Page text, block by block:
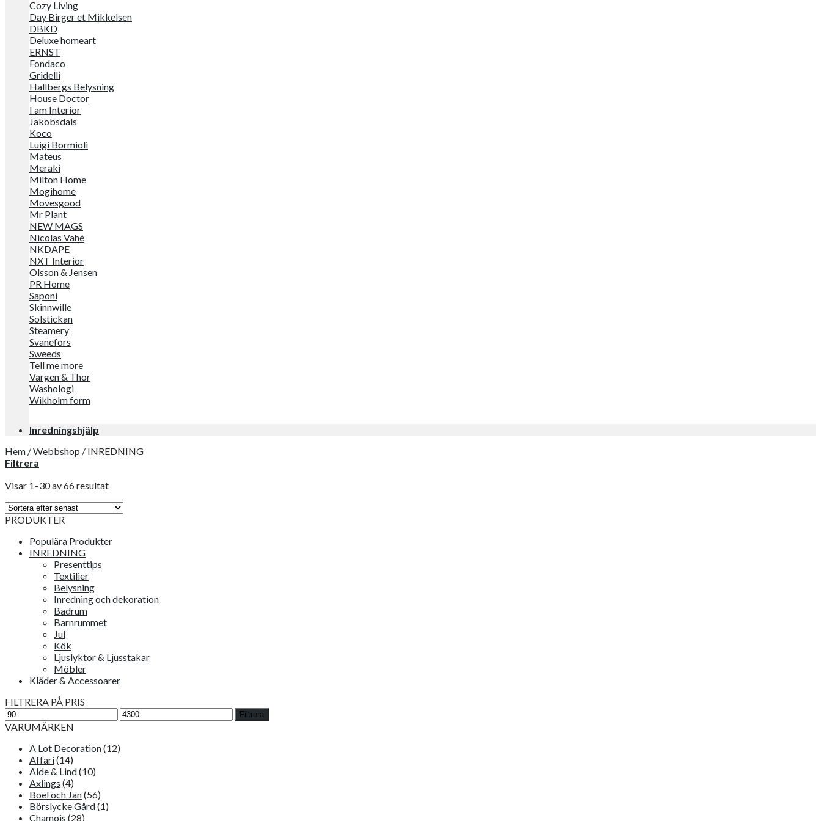
Cozy Living
Day Birger et Mikkelsen
DBKD
Deluxe homeart
ERNST
Fondaco
Gridelli
Hallbergs Belysning
House Doctor
I am Interior
Jakobsdals
Koco
Luigi Bormioli
Mateus
Meraki
Milton Home
Mogihome
Movesgood
Mr Plant
NEW MAGS
Nicolas Vahé
NKDAPE
NXT Interior
Olsson & Jensen
PR Home
Saponi
Skinnwille
Solstickan
Steamery
Svanefors
Sweeds
Tell me more
Vargen & Thor
Washologi
Wikholm form
Inredningshjälp
Hem /Webbshop / INREDNING
Filtrera
Visar 1–30 av 66 resultat
PRODUKTER
Populära Produkter
INREDNING
Presenttips
Textilier
Belysning
Inredning och dekoration
Badrum
Barnrummet
Jul
Kök
Ljuslyktor & Ljusstakar
Möbler
Kläder & Accessoarer
FILTRERA PÅ PRIS
Min
pris
Max
pris
Filtrera
VARUMÄRKEN
A Lot Decoration(12)
Affari(14)
Alde & Lind(10)
Axlings (4)
Boel och Jan(56)
Börslycke Gård(1)
Chamois (28)